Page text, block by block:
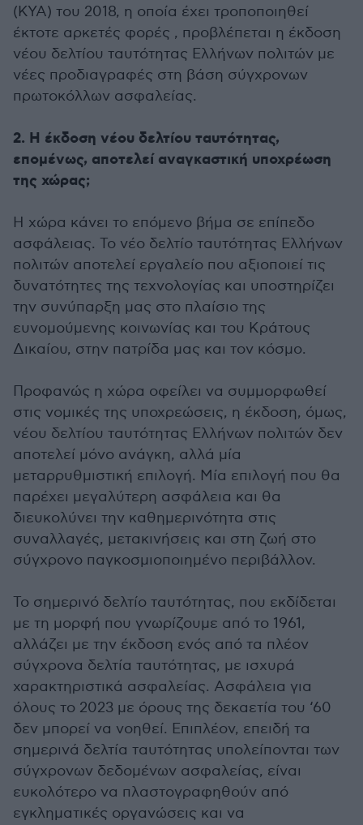
(ΚΥΑ) του 2018, η οποία έχει τροποποιηθεί
έκτοτε αρκετές φορές , προβλέπεται η έκδοση
νέου δελτίου ταυτότητας Ελλήνων πολιτών με
νέες προδιαγραφές στη βάση σύγχρονων
πρωτοκόλλων ασφαλείας.
2. Η έκδοση νέου δελτίου ταυτότητας,
επομένως, αποτελεί αναγκαστική υποχρέωση
της χώρας;
Η χώρα κάνει το επόμενο βήμα σε επίπεδο
ασφάλειας. Το νέο δελτίο ταυτότητας Ελλήνων
πολιτών αποτελεί εργαλείο που αξιοποιεί τις
δυνατότητες της τεχνολογίας και υποστηρίζει
την συνύπαρξη μας στο πλαίσιο της
ευνομούμενης κοινωνίας και του Κράτους
Δικαίου, στην πατρίδα μας και τον κόσμο.
Προφανώς η χώρα οφείλει να συμμορφωθεί
στις νομικές της υποχρεώσεις, η έκδοση, όμως,
νέου δελτίου ταυτότητας Ελλήνων πολιτών δεν
αποτελεί μόνο ανάγκη, αλλά μία
μεταρρυθμιστική επιλογή. Μία επιλογή που θα
παρέχει μεγαλύτερη ασφάλεια και θα
διευκολύνει την καθημερινότητα στις
συναλλαγές, μετακινήσεις και στη ζωή στο
σύγχρονο παγκοσμιοποιημένο περιβάλλον.
Το σημερινό δελτίο ταυτότητας, που εκδίδεται
με τη μορφή που γνωρίζουμε από το 1961,
αλλάζει με την έκδοση ενός από τα πλέον
σύγχρονα δελτία ταυτότητας, με ισχυρά
χαρακτηριστικά ασφαλείας. Ασφάλεια για
όλους το 2023 με όρους της δεκαετία του ‘60
δεν μπορεί να νοηθεί. Επιπλέον, επειδή τα
σημερινά δελτία ταυτότητας υπολείπονται των
σύγχρονων δεδομένων ασφαλείας, είναι
ευκολότερο να πλαστογραφηθούν από
εγκληματικές οργανώσεις και να